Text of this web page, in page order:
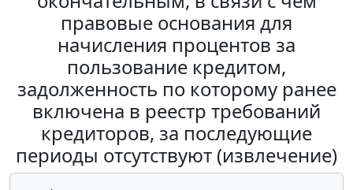
правовые основания для
начисления процентов за
пользование кредитом,
задолженность по которому ранее
включена в реестр требований
кредиторов, за последующие
периоды отсутствуют (извлечение)